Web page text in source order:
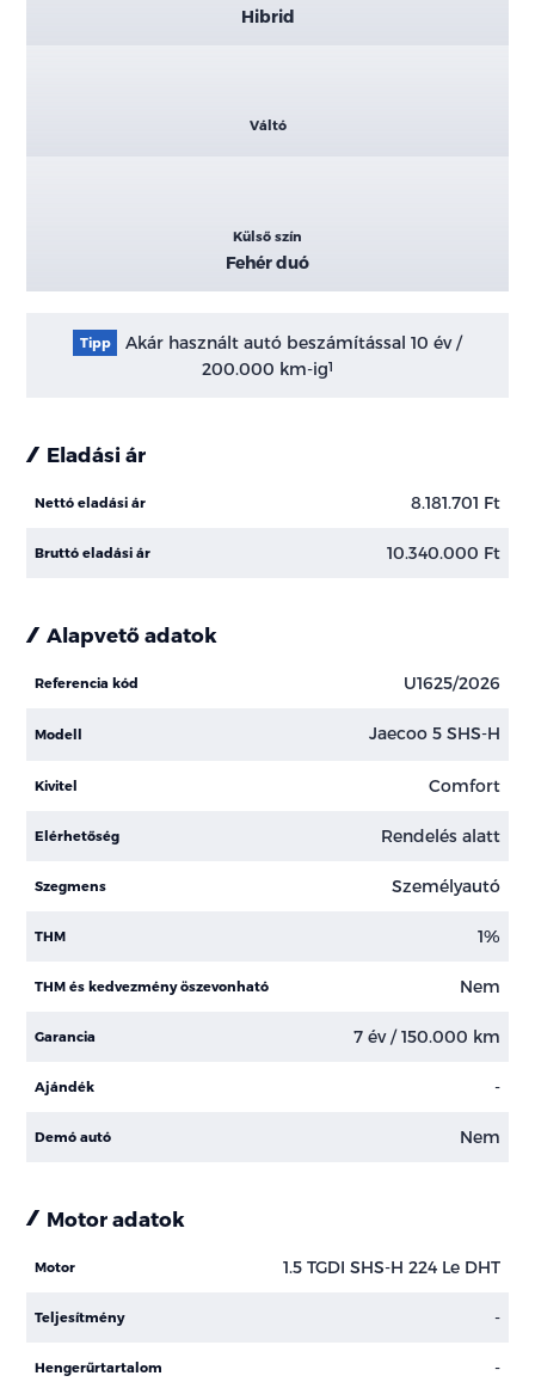
Hibrid
Váltó
Külső szín
Fehér duó
Tipp
Akár használt autó beszámítással 10 év /
200.000 km-ig1
Eladási ár
Nettó eladási ár 8.181.701 Ft
Bruttó eladási ár 10.340.000 Ft
Alapvető adatok
Referencia kód U1625/2026
Modell Jaecoo 5 SHS-H
Kivitel Comfort
Elérhetőség Rendelés alatt
Szegmens Személyautó
THM 1%
THM és kedvezmény öszevonható Nem
Garancia 7 év / 150.000 km
Ajándék -
Demó autó Nem
Motor adatok
Motor 1.5 TGDI SHS-H 224 Le DHT
Teljesítmény -
Hengerűrtartalom -